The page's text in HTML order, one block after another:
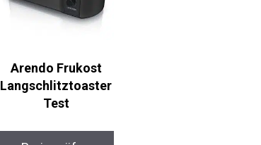
Arendo Frukost
Langschlitztoaster
Test